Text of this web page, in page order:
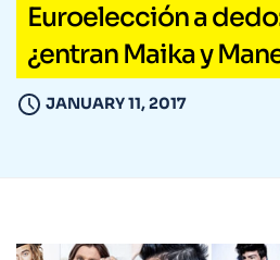
Euroelección a
¿entran Maika y
JANUARY 11, 2017